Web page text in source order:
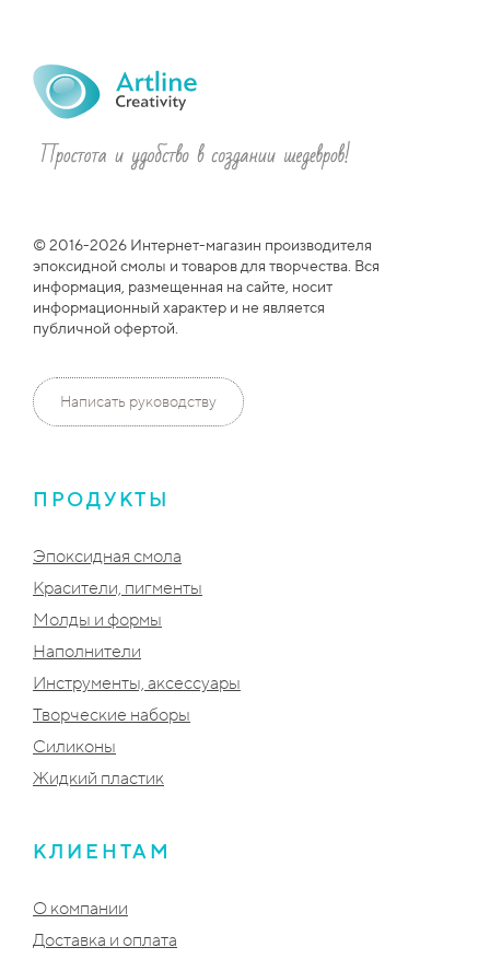
© 2016-2026 Интернет-магазин производителя
эпоксидной смолы и товаров для творчества. Вся
информация, размещенная на сайте, носит
информационный характер и не является
публичной офертой.
Написать руководству
ПРОДУКТЫ
Эпоксидная смола
Красители, пигменты
Молды и формы
Наполнители
Инструменты, аксессуары
Творческие наборы
Силиконы
Жидкий пластик
КЛИЕНТАМ
О компании
Доставка и оплата